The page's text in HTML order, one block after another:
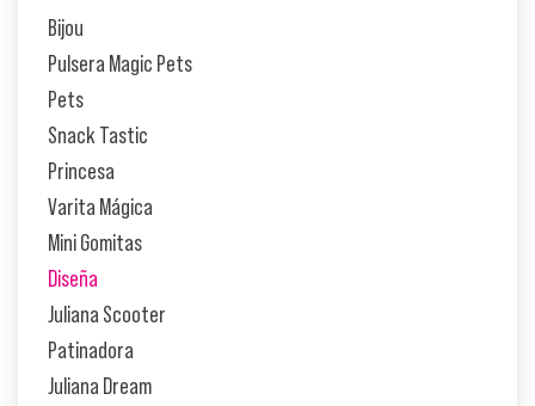
Bijou
Pulsera Magic Pets
Pets
Snack Tastic
Princesa
Varita Mágica
Mini Gomitas
Diseña
Juliana Scooter
Patinadora
Juliana Dream